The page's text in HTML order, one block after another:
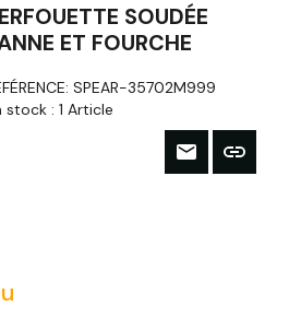
SOUDÉE
ET FOURCHE
SPEAR-35702M999
stock :1 Article